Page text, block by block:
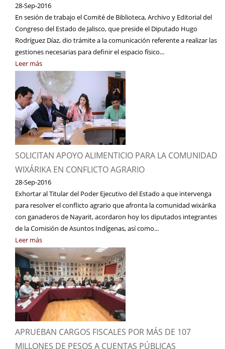
28-Sep-2016
En sesión de trabajo el Comité de Biblioteca, Archivo y Editorial del
Congreso del Estado de Jalisco, que preside el Diputado Hugo
Rodríguez Díaz, dio trámite a la comunicación referente a realizar las
gestiones necesarias para definir el espacio físico...
Leer más
SOLICITAN APOYO ALIMENTICIO PARA LA COMUNIDAD
WIXÁRIKA EN CONFLICTO AGRARIO
28-Sep-2016
Exhortar al Titular del Poder Ejecutivo del Estado a que intervenga
para resolver el conflicto agrario que afronta la comunidad wixárika
con ganaderos de Nayarit, acordaron hoy los diputados integrantes
de la Comisión de Asuntos Indígenas, así como...
Leer más
APRUEBAN CARGOS FISCALES POR MÁS DE 107
MILLONES DE PESOS A CUENTAS PÚBLICAS